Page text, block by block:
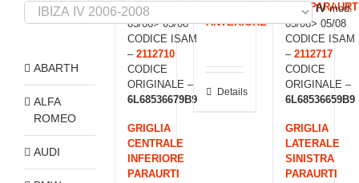
IBIZA IV
03/06> 05/08
CODICE ISAM
– 2112710
CODICE
ORIGINALE –
6L68536679B9
GRIGLIA
CENTRALE
INFERIORE
PARAURTI
LATERALE DESTRA
ANTERIORE
Details
IBIZA IVmod.
03/06> 05/08
CODICE ISAM
– 2112717
CODICE
ORIGINALE –
6L68536659B9
GRIGLIA
LATERALE
SINISTRA
PARAURTI
ABARTH
ALFA
ROMEO
AUDI